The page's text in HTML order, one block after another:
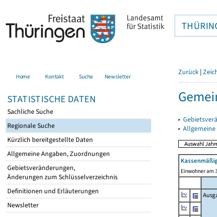
Home Kontakt Suche Newsletter
STATISTISCHE DATEN
Sachliche Suche
Regionale Suche
Kürzlich bereitgestellte Daten
Allgemeine Angaben, Zuordnungen
Gebietsveränderungen,
Änderungen zum Schlüsselverzeichnis
Definitionen und Erläuterungen
Newsletter
Zurück |
▸
▸
Einwohner am